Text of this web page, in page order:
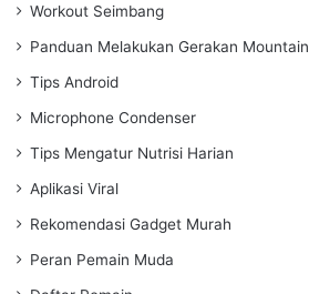
Workout Seimbang
Panduan Melakukan Gerakan Mountain
Tips Android
Microphone Condenser
Tips Mengatur Nutrisi Harian
Aplikasi Viral
Rekomendasi Gadget Murah
Peran Pemain Muda